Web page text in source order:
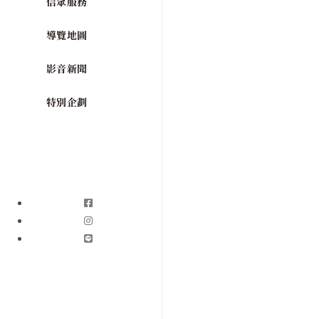
導覽地圖
影音新聞
特別企劃